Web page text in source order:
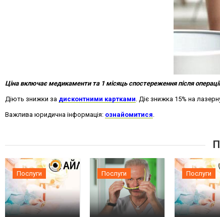
Ціна включає медикаменти та 1 місяць спостереження після
Діють знижки за дисконтними картками. Діє знижка 15% на
Важлива юридична інформація: ознайомитися.
Послуги Послуги Послуги